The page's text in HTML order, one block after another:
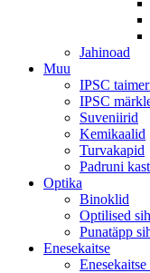
Jahinoad
Muu
IPSC
IPSC
Suveniirid
Kemikaalid
Turvakapid
Padruni
Optika
Binoklid
Optilised
Punatäpp
Enesekaitse